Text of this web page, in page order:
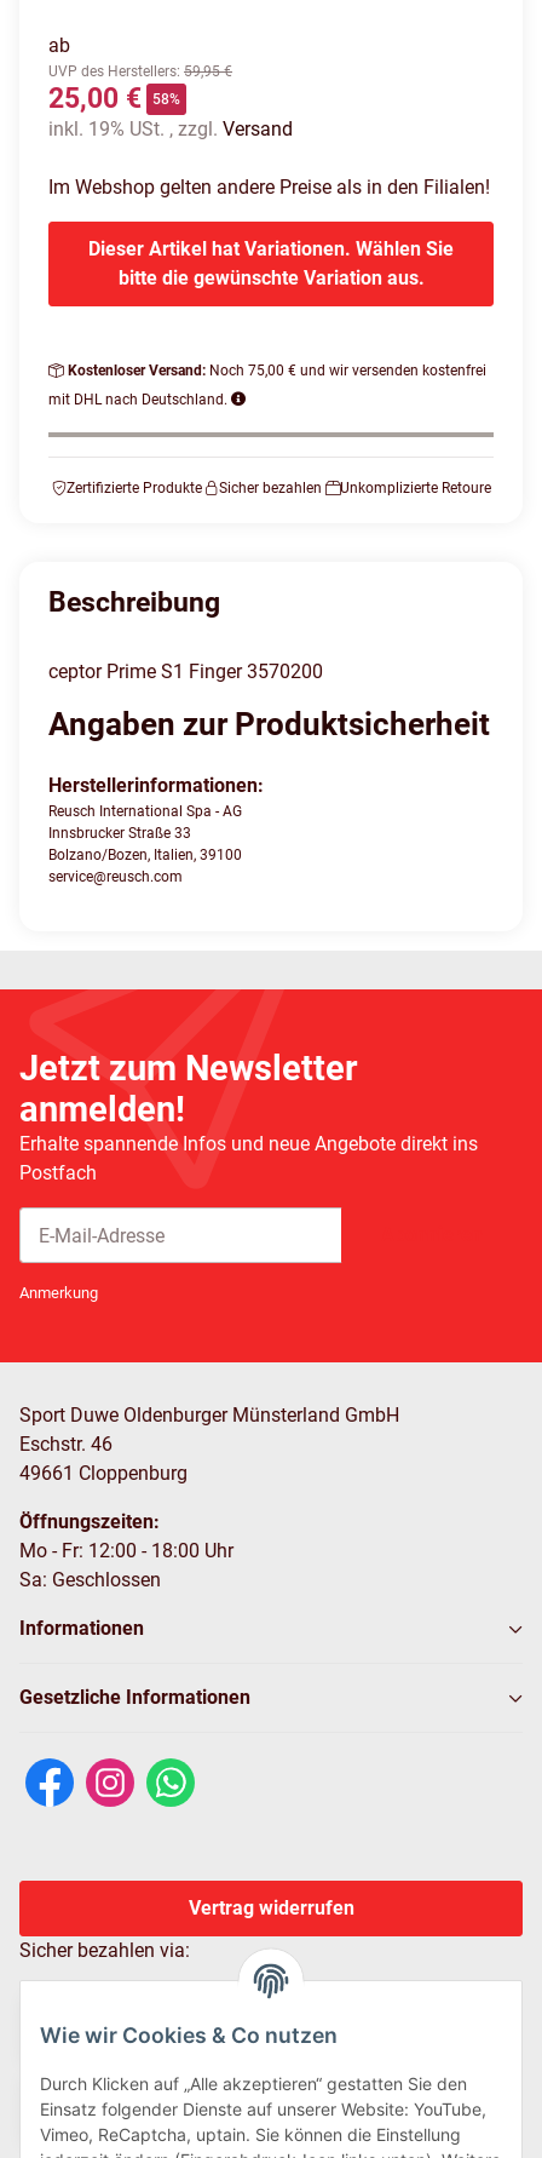
Wie wir Cookies & Co nutzen
Durch Klicken auf „Alle akzeptieren“ gestatten Sie den
Einsatz folgender Dienste auf unserer Website: YouTube,
Vimeo, ReCaptcha, uptain. Sie können die Einstellung
ab
UVP des Herstellers: 59,95 €
25,00 € 58%
inkl. 19% USt. , zzgl. Versand
Im Webshop gelten andere Preise als in den Filialen!
Dieser Artikel hat Variationen. Wählen Sie
bitte die gewünschte Variation aus.
Kostenloser Versand: Noch 75,00 € und wir versenden kostenfrei
mit DHL nach Deutschland.
Zertifizierte Produkte Sicher bezahlen Unkomplizierte Retoure
Beschreibung
ceptor Prime S1 Finger 3570200
Angaben zur Produktsicherheit
Herstellerinformationen:
Reusch International Spa - AG
Innsbrucker Straße 33
Bolzano/Bozen, Italien, 39100
service@reusch.com
Jetzt zum Newsletter
anmelden!
Erhalte spannende Infos und neue Angebote direkt ins
Postfach
Anmerkung
Sport Duwe Oldenburger Münsterland GmbH
Eschstr. 46
49661 Cloppenburg
Öffnungszeiten:
Mo - Fr: 12:00 - 18:00 Uhr
Sa: Geschlossen
Informationen
Gesetzliche Informationen
Vertrag widerrufen
Sicher bezahlen via: